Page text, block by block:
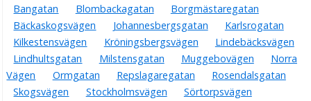
Bangatan Blombackagatan
Borgmästaregatan
Bäckaskogsvägen
Johannesbergsgatan
Karlsrogatan
Kilkestensvägen
Kröningsbergsvägen
Lindebäcksvägen
Lindhultsgatan
Milstensgatan Muggebovägen
Norra
Vägen
Ormgatan Repslagaregatan
Rosendalsgatan
Skogsvägen
Stockholmsvägen
Sörtorpsvägen